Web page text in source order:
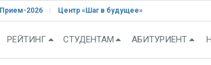
Прием-2026 Центр «Шаг в будущее»
РЕЙТИНГ СТУДЕНТАМ АБИТУРИЕНТ